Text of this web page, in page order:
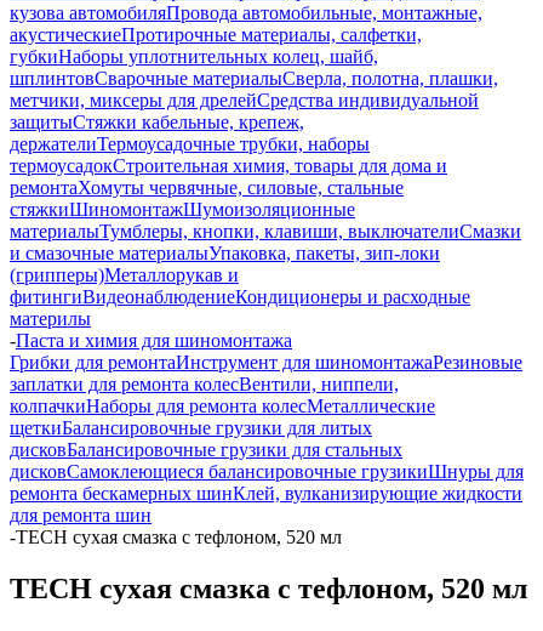
кузова автомобиляПровода автомобильные, монтажные,
акустическиеПротирочные материалы, салфетки,
губкиНаборы уплотнительных колец, шайб,
шплинтовСварочные материалыСверла, полотна, плашки,
метчики, миксеры для дрелейСредства индивидуальной
защитыСтяжки кабельные, крепеж,
держателиТермоусадочные трубки, наборы
термоусадокСтроительная химия, товары для дома и
ремонтаХомуты червячные, силовые, стальные
стяжкиШиномонтажШумоизоляционные
материалыТумблеры, кнопки, клавиши, выключателиСмазки
и смазочные материалыУпаковка, пакеты, зип-локи
(грипперы)Металлорукав и
фитингиВидеонаблюдениеКондиционеры и расходные
материлы
-Паста и химия для шиномонтажа
Грибки для ремонтаИнструмент для шиномонтажаРезиновые
заплатки для ремонта колесВентили, ниппели,
колпачкиНаборы для ремонта колесМеталлические
щеткиБалансировочные грузики для литых
дисковБалансировочные грузики для стальных
дисковСамоклеющиеся балансировочные грузикиШнуры для
ремонта бескамерных шинКлей, вулканизирующие жидкости
для ремонта шин
-TECH сухая смазка с тефлоном, 520 мл
TECH сухая смазка с тефлоном, 520 мл